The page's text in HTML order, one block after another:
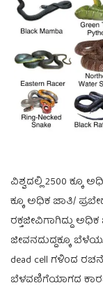
ವಿಶ್ವದಲ್ಲಿ 2500 ಕ್ಕೂ
ಕ್ಕೂ ಅಧಿಕ ಜಾತಿ/
ರಕ್ತಜೀವಿಗಾಗಿದ್ದು
ಜೀವನದುದ್ದಕ್ಕೂ
dead cell ಗಳಿಂದ
ಬೆಳವಣಿಗೆಯಾಗದ